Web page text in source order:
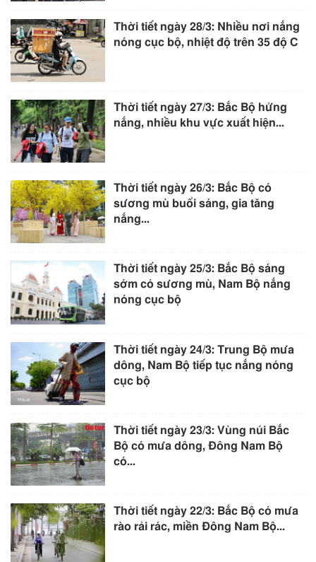
Thời tiết ngày 28/3: Nhiều nơi nắng
nóng cục bộ, nhiệt độ trên 35 độ C
Thời tiết ngày 27/3: Bắc Bộ hửng
nắng, nhiều khu vực xuất hiện...
Thời tiết ngày 26/3: Bắc Bộ có
sương mù buổi sáng, gia tăng
nắng...
Thời tiết ngày 25/3: Bắc Bộ sáng
sớm có sương mù, Nam Bộ nắng
nóng cục bộ
Thời tiết ngày 24/3: Trung Bộ mưa
dông, Nam Bộ tiếp tục nắng nóng
cục bộ
Thời tiết ngày 23/3: Vùng núi Bắc
Bộ có mưa dông, Đông Nam Bộ
có...
Thời tiết ngày 22/3: Bắc Bộ có mưa
rào rải rác, miền Đông Nam Bộ...